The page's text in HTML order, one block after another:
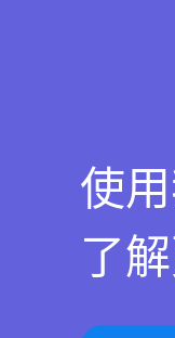
使
了